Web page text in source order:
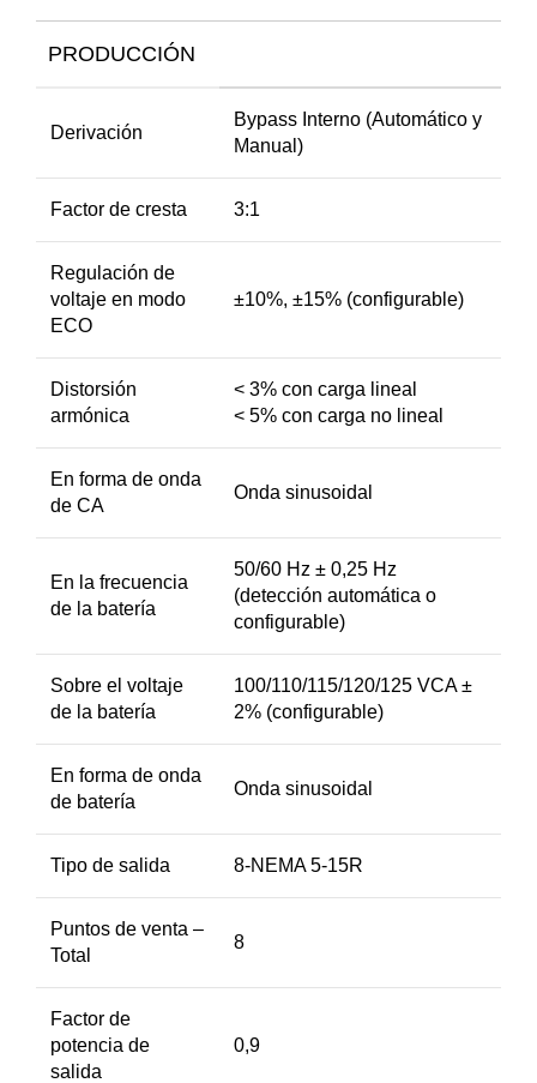
PRODUCCIÓN
Derivación
Bypass Interno (Automático y
Manual)
Factor de cresta 3:1
Regulación de
voltaje en modo
ECO
±10%, ±15% (configurable)
Distorsión
armónica
< 3% con carga lineal
< 5% con carga no lineal
En forma de onda
de CA
Onda sinusoidal
En la frecuencia
de la batería
50/60 Hz ± 0,25 Hz
(detección automática o
configurable)
Sobre el voltaje
de la batería
100/110/115/120/125 VCA ±
2% (configurable)
En forma de onda
de batería
Onda sinusoidal
Tipo de salida 8-NEMA 5-15R
Puntos de venta –
Total
8
Factor de
potencia de
salida
0,9